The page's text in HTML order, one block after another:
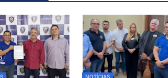
NOTÍCIAS